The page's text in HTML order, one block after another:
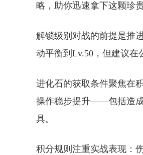
略，助你迅速拿下这颗珍
解锁级别对战的前提是推
动平衡到Lv.50，但建议在
进化石的获取条件聚焦在
操作稳步提升——包括造成
具。
积分规则注重实战表现：